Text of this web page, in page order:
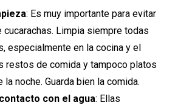
: Es muy importante para evitar
cucarachas. Limpia siempre todas
especialmente en la cocina y el
restos de comida y tampoco platos
la noche. Guarda bien la comida.
con el agua: Ellas